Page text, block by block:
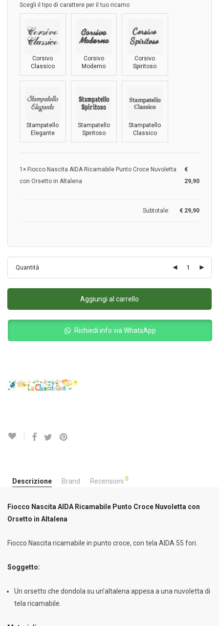
Scegli il tipo di carattere per il tuo ricamo
Corsivo
Classico
Corsivo
Moderno
Corsivo
Spiritoso
Stampatello
Elegante
Stampatello
Spiritoso
Stampatello
Classico
1× Fiocco Nascita AIDA Ricamabile Punto Croce Nuvoletta
con Orsetto in Altalena
€
29,90
Subtotale: € 29,90
Quantità
Aggiungi al carrello
Richiedi info via WhatsApp
Descrizione Brand Recensioni 0
Fiocco Nascita AIDA Ricamabile Punto Croce Nuvoletta con
Orsetto in Altalena
Fiocco Nascita ricamabile in punto croce, con tela AIDA 55 fori.
Soggetto:
Un orsetto che dondola su un’altalena appesa a una nuvoletta di
tela ricamabile.